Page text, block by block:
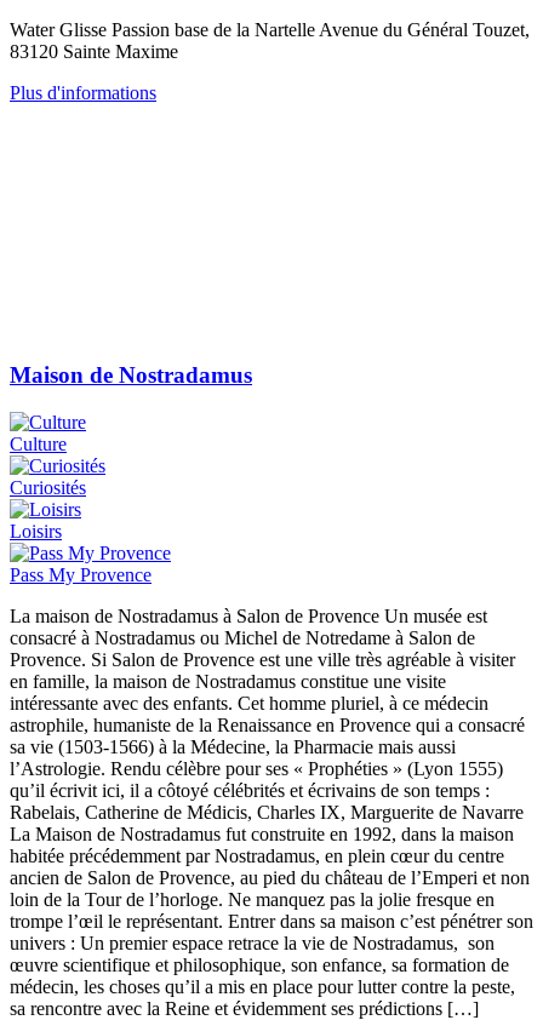
Water Glisse Passion base de la Nartelle Avenue du Général Touzet,
83120 Sainte Maxime
Plus d'informations
Maison de Nostradamus
Culture
Curiosités
Loisirs
Pass My Provence
La maison de Nostradamus à Salon de Provence Un musée est
consacré à Nostradamus ou Michel de Notredame à Salon de
Provence. Si Salon de Provence est une ville très agréable à visiter
en famille, la maison de Nostradamus constitue une visite
intéressante avec des enfants. Cet homme pluriel, à ce médecin
astrophile, humaniste de la Renaissance en Provence qui a consacré
sa vie (1503-1566) à la Médecine, la Pharmacie mais aussi
l’Astrologie. Rendu célèbre pour ses « Prophéties » (Lyon 1555)
qu’il écrivit ici, il a côtoyé célébrités et écrivains de son temps :
Rabelais, Catherine de Médicis, Charles IX, Marguerite de Navarre
La Maison de Nostradamus fut construite en 1992, dans la maison
habitée précédemment par Nostradamus, en plein cœur du centre
ancien de Salon de Provence, au pied du château de l’Emperi et non
loin de la Tour de l’horloge. Ne manquez pas la jolie fresque en
trompe l’œil le représentant. Entrer dans sa maison c’est pénétrer son
univers : Un premier espace retrace la vie de Nostradamus, son
œuvre scientifique et philosophique, son enfance, sa formation de
médecin, les choses qu’il a mis en place pour lutter contre la peste,
sa rencontre avec la Reine et évidemment ses prédictions […]